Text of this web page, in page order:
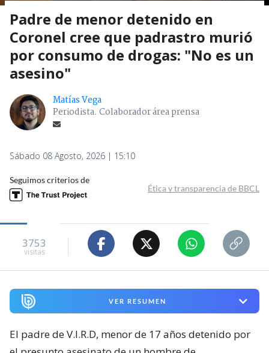
Padre de menor detenido en
Coronel cree que padrastro murió
por consumo de drogas: "No es un
asesino"
Matías Vega
Periodista. Colaborador área prensa
Sábado 08 Agosto, 2026 | 15:10
Seguimos criterios de
Ética y transparencia de BBCL
3753
visitas
VER RESUMEN
El padre de V.I.R.D, menor de 17 años detenido por